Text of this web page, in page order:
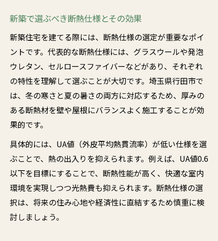
新築で選ぶべき断熱仕様とその効果
新築住宅を建てる際には、断熱仕様の選定が重要なポイ
ントです。代表的な断熱仕様には、グラスウールや発泡
ウレタン、セルロースファイバーなどがあり、それぞれ
の特性を理解して選ぶことが大切です。埼玉県行田市で
は、冬の寒さと夏の暑さの両方に対応するため、厚みの
ある断熱材を壁や屋根にバランスよく施工することが効
果的です。
具体的には、UA値（外皮平均熱貫流率）が低い仕様を選
ぶことで、熱の出入りを抑えられます。例えば、UA値0.6
以下を目標にすることで、断熱性能が高く、快適な室内
環境を実現しつつ光熱費も抑えられます。断熱仕様の選
択は、将来の住み心地や経済性に直結するため慎重に検
討しましょう。